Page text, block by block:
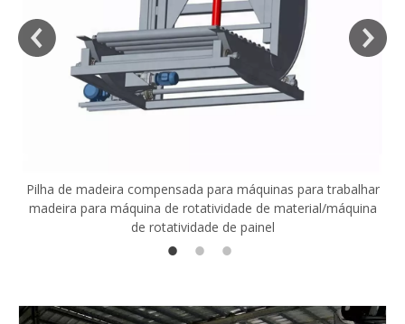
Pilha de madeira compensada para máquinas para trabalhar
madeira para máquina de rotatividade de material/máquina
de rotatividade de painel